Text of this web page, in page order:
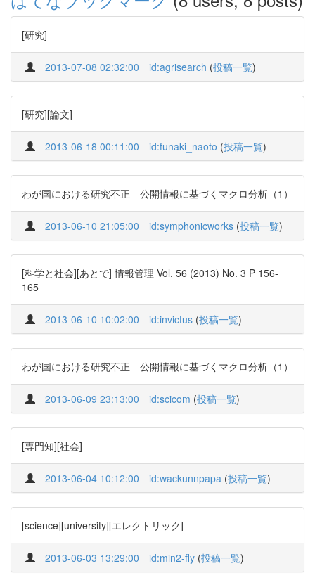
[研究]
2013-07-08 02:32:00 id:agrisearch (投稿一覧)
[研究][論文]
2013-06-18 00:11:00 id:funaki_naoto (投稿一覧)
わが国における研究不正 公開情報に基づくマクロ分析（1）
2013-06-10 21:05:00 id:symphonicworks (投稿一覧)
[科学と社会][あとで] 情報管理 Vol. 56 (2013) No. 3 P 156-
165
2013-06-10 10:02:00 id:invictus (投稿一覧)
わが国における研究不正 公開情報に基づくマクロ分析（1）
2013-06-09 23:13:00 id:scicom (投稿一覧)
[専門知][社会]
2013-06-04 10:12:00 id:wackunnpapa (投稿一覧)
[science][university][エレクトリック]
2013-06-03 13:29:00 id:min2-fly (投稿一覧)